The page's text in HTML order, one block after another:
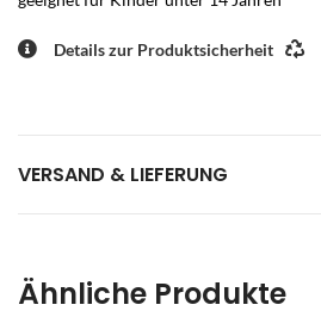
Details zur Produktsicherheit
VERSAND & LIEFERUNG
Ähnliche Produkte